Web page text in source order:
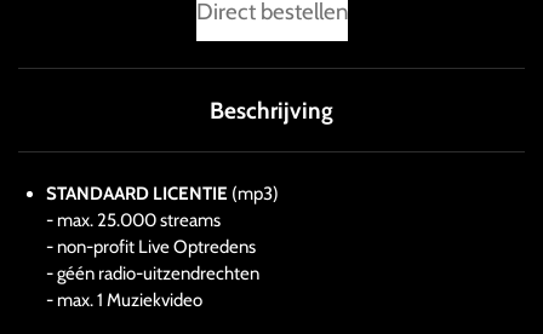
Direct bestellen
Beschrijving
STANDAARD LICENTIE (mp3)
- max. 25.000 streams
- non-profit Live Optredens
- géén radio-uitzendrechten
- max. 1 Muziekvideo